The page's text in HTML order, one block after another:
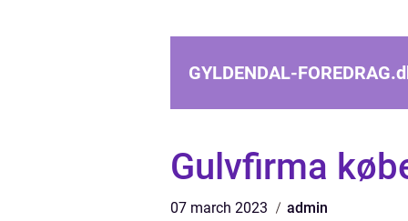
GYLDENDAL-FOREDRAG.
Gulvfirma
07 march 2023 admin